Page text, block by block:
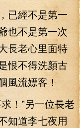
經不是第一
也不是第一次
長老心里面特
恨不得洗顏古
風流嫖客！
”另一位長老
知道李七夜用